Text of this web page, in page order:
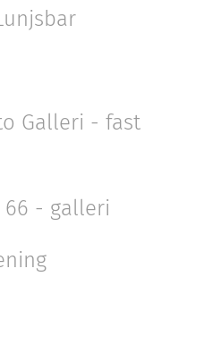
Galleri - fast
66 - galleri